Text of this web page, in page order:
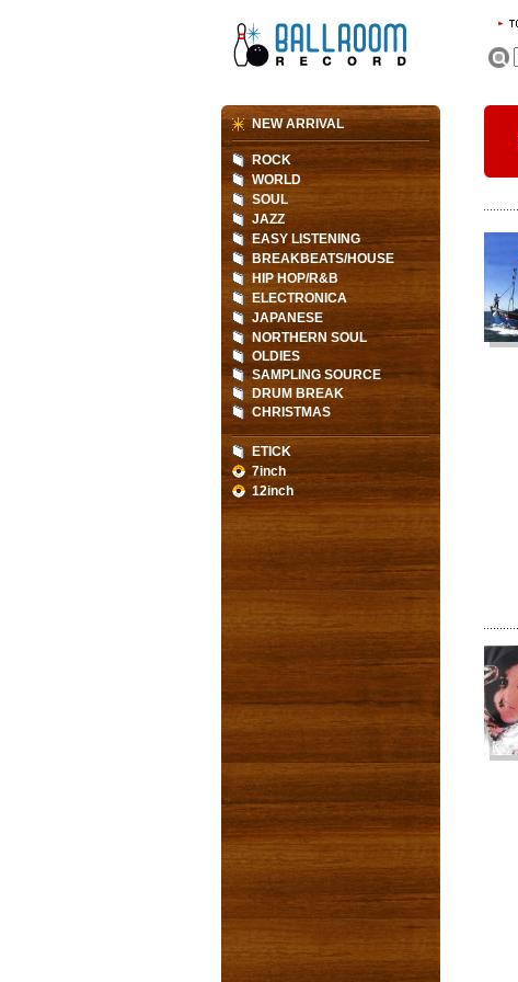
NEW ARRIVAL
ROCK
WORLD
SOUL
JAZZ
EASY LISTENING
BREAKBEATS/HOUSE
HIP HOP/R&B
ELECTRONICA
JAPANESE
NORTHERN SOUL
OLDIES
SAMPLING SOURCE
DRUM BREAK
CHRISTMAS
ETICK
7inch
12inch